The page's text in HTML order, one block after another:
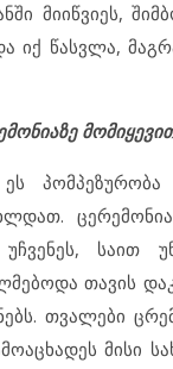
მიიწვიეს,
იქ წასვლა,
პომპეზურობა
საით
თავის
თვალები
მისი